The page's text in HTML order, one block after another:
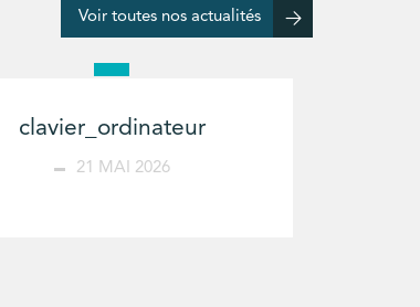
Voir toutes nos actualités
clavier_ordinateur
21 MAI 2026